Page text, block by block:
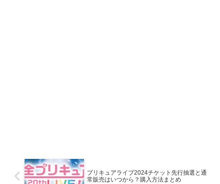
プリキュアライブ2024チケット先行抽選と通
常販売はいつから？購入方法まとめ